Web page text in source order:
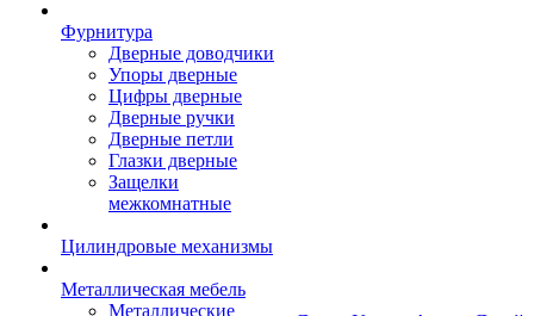
Фурнитура
Дверные доводчики
Упоры дверные
Цифры дверные
Дверные ручки
Дверные петли
Глазки дверные
Защелки
межкомнатные
Цилиндровые механизмы
Металлическая мебель
Металлические